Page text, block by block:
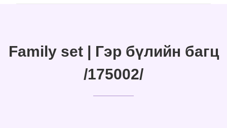
Family set | Гэр бүлийн багц
/175002/